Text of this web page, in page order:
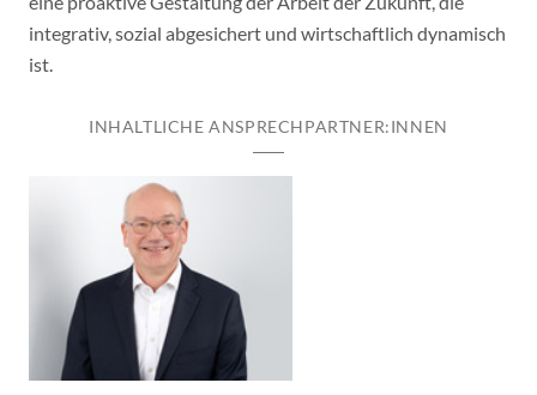
integrativ, sozial abgesichert und wirtschaftlich dynamisch
ist.
INHALTLICHE ANSPRECHPARTNER:INNEN